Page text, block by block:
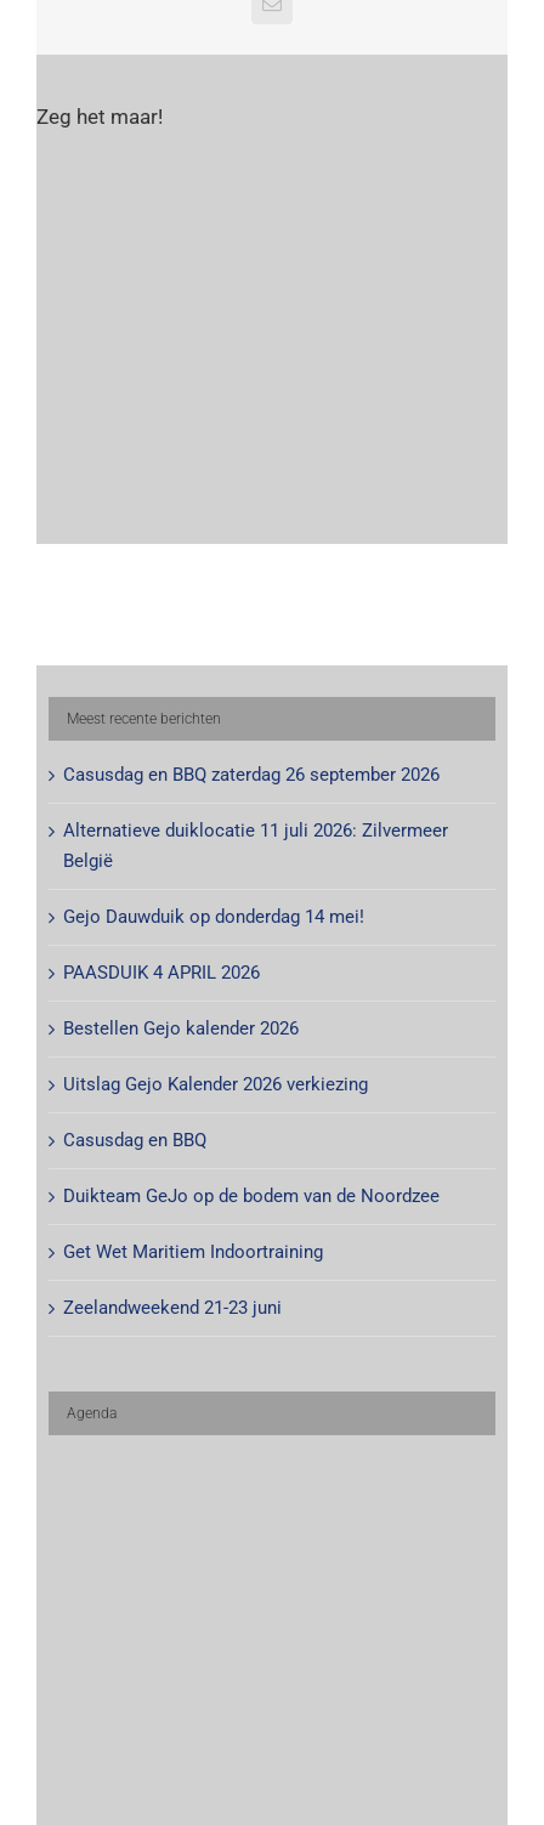
E-
Zeg het maar!
Meest recente berichten
Casusdag en BBQ zaterdag 26 september 2026
Alternatieve duiklocatie 11 juli 2026: Zilvermeer
België
Gejo Dauwduik op donderdag 14 mei!
PAASDUIK 4 APRIL 2026
Bestellen Gejo kalender 2026
Uitslag Gejo Kalender 2026 verkiezing
Casusdag en BBQ
Duikteam GeJo op de bodem van de Noordzee
Get Wet Maritiem Indoortraining
Zeelandweekend 21-23 juni
Agenda